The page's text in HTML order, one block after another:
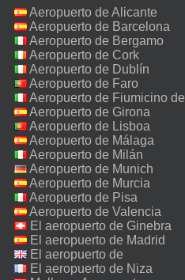
Aeropuerto de Alicante
Aeropuerto de Barcelona
Aeropuerto de Bergamo
Aeropuerto de Cork
Aeropuerto de Dublín
Aeropuerto de Faro
Aeropuerto de Fiumicino de
Roma
Aeropuerto de Girona
Aeropuerto de Lisboa
Aeropuerto de Málaga
Aeropuerto de Milán
Malpensa
Aeropuerto de Munich
Aeropuerto de Murcia
Aeropuerto de Pisa
Aeropuerto de Valencia
El aeropuerto de Ginebra
El aeropuerto de Madrid
El aeropuerto de
Manchester
El aeropuerto de Niza